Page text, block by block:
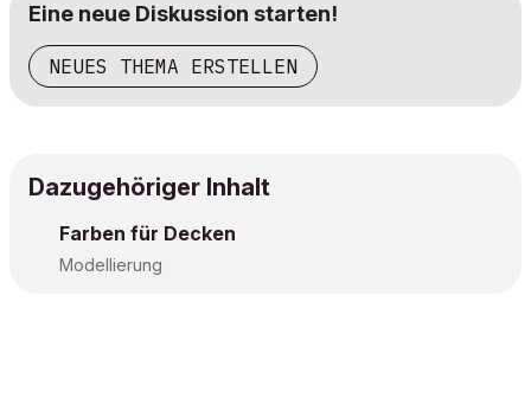
Eine neue Diskussion starten!
NEUES THEMA ERSTELLEN
Dazugehöriger Inhalt
Farben für Decken
Modellierung